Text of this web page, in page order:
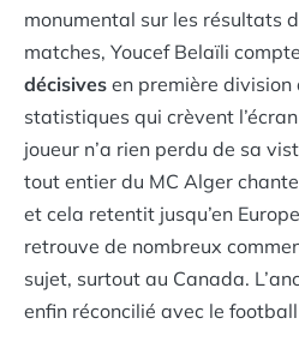
monumental sur les résultats
matches, Youcef Belaïli compte
décisives en première division
statistiques qui crèvent
joueur n’a rien perdu de sa
tout entier du MC Alger
et cela retentit jusqu’en
retrouve de nombreux
sujet, surtout au Canada.
enfin réconcilié avec le